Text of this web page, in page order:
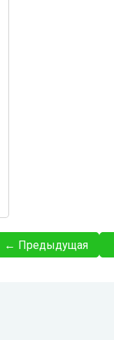
← Предыдущая